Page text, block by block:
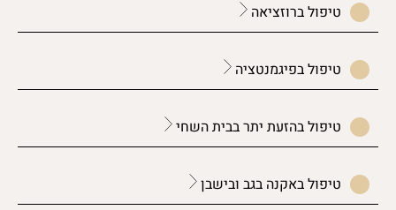
טיפול ברוזציאה
טיפול בפיגמנטציה
טיפול בהזעת יתר בבית השחי
טיפול באקנה בגב ובישבן